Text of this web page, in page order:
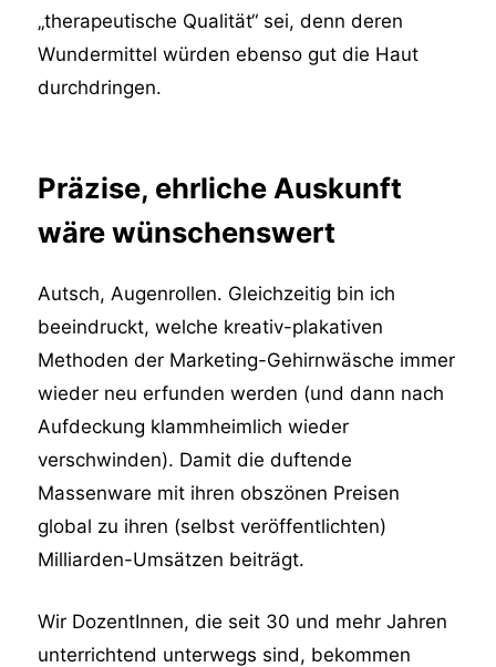
„therapeutische Qualität“ sei, denn deren
Wundermittel würden ebenso gut die Haut
durchdringen.
Präzise, ehrliche Auskunft
wäre wünschenswert
Autsch, Augenrollen. Gleichzeitig bin ich
beeindruckt, welche kreativ-plakativen
Methoden der Marketing-Gehirnwäsche immer
wieder neu erfunden werden (und dann nach
Aufdeckung klammheimlich wieder
verschwinden). Damit die duftende
Massenware mit ihren obszönen Preisen
global zu ihren (selbst veröffentlichten)
Milliarden-Umsätzen beiträgt.
Wir DozentInnen, die seit 30 und mehr Jahren
unterrichtend unterwegs sind, bekommen